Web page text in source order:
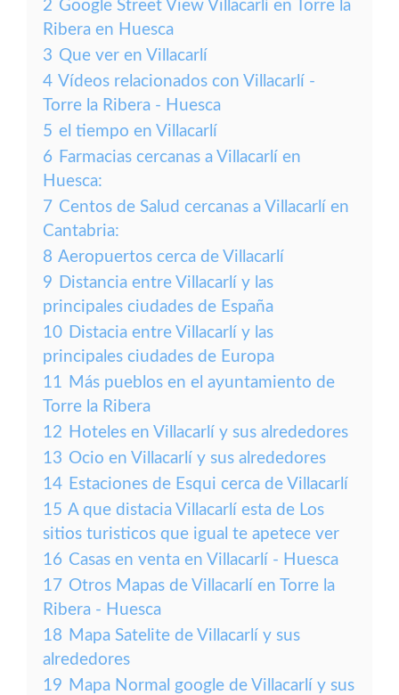
2 Google Street View Villacarlí en Torre la
Ribera en Huesca
3 Que ver en Villacarlí
4 Vídeos relacionados con Villacarlí -
Torre la Ribera - Huesca
5 el tiempo en Villacarlí
6 Farmacias cercanas a Villacarlí en
Huesca:
7 Centos de Salud cercanas a Villacarlí en
Cantabria:
8 Aeropuertos cerca de Villacarlí
9 Distancia entre Villacarlí y las
principales ciudades de España
10 Distacia entre Villacarlí y las
principales ciudades de Europa
11 Más pueblos en el ayuntamiento de
Torre la Ribera
12 Hoteles en Villacarlí y sus alrededores
13 Ocio en Villacarlí y sus alrededores
14 Estaciones de Esqui cerca de Villacarlí
15 A que distacia Villacarlí esta de Los
sitios turisticos que igual te apetece ver
16 Casas en venta en Villacarlí - Huesca
17 Otros Mapas de Villacarlí en Torre la
Ribera - Huesca
18 Mapa Satelite de Villacarlí y sus
alrededores
19 Mapa Normal google de Villacarlí y sus